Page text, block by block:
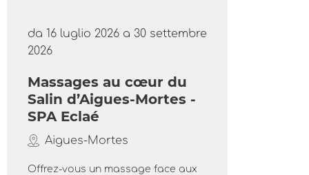
da 16 luglio 2026 a 30 settembre
2026
Massages au cœur du
Salin d’Aigues-Mortes -
SPA Eclaé
Aigues-Mortes
Offrez-vous un massage face aux